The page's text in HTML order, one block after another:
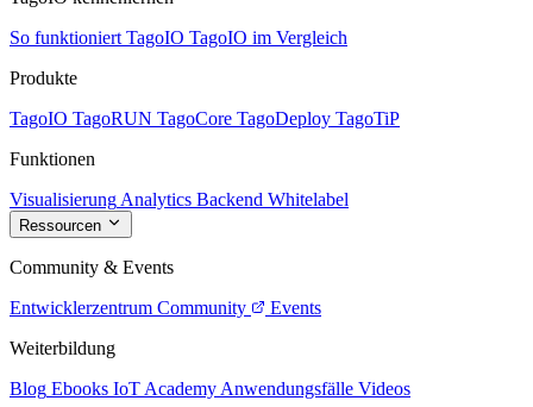
So funktioniert TagoIO TagoIO im Vergleich
Produkte
TagoIO TagoRUN TagoCore TagoDeploy TagoTiP
Funktionen
Visualisierung Analytics Backend Whitelabel
Ressourcen
Community & Events
Entwicklerzentrum Community
Events
Weiterbildung
Blog Ebooks IoT Academy Anwendungsfälle Videos